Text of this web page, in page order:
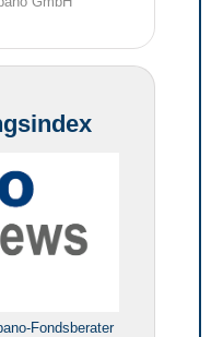
Fondsberater